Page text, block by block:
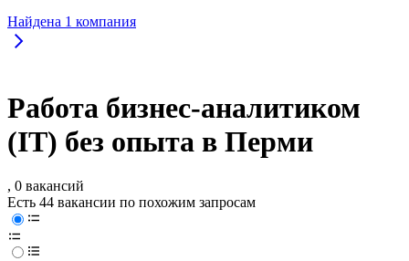
Найдена 1 компания
Работа бизнес-аналитиком
(IT) без опыта в Перми
, 0 вакансий
Есть 44 вакансии по похожим запросам